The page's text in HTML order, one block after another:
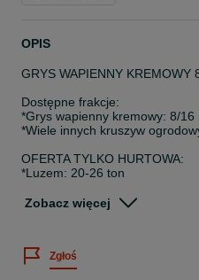
OPIS
GRYS WAPIENNY
Dostępne frakcje:
*Grys wapienny kremowy: 8/
*Wiele innych kruszyw
OFERTA TYLKO HURTOWA:
*Luzem: 20-26 ton
=== Wydajność: 1 tona = ok. 10
!! GODZINY PRACY: 8:00 -
Zobacz więcej
Zgłoś